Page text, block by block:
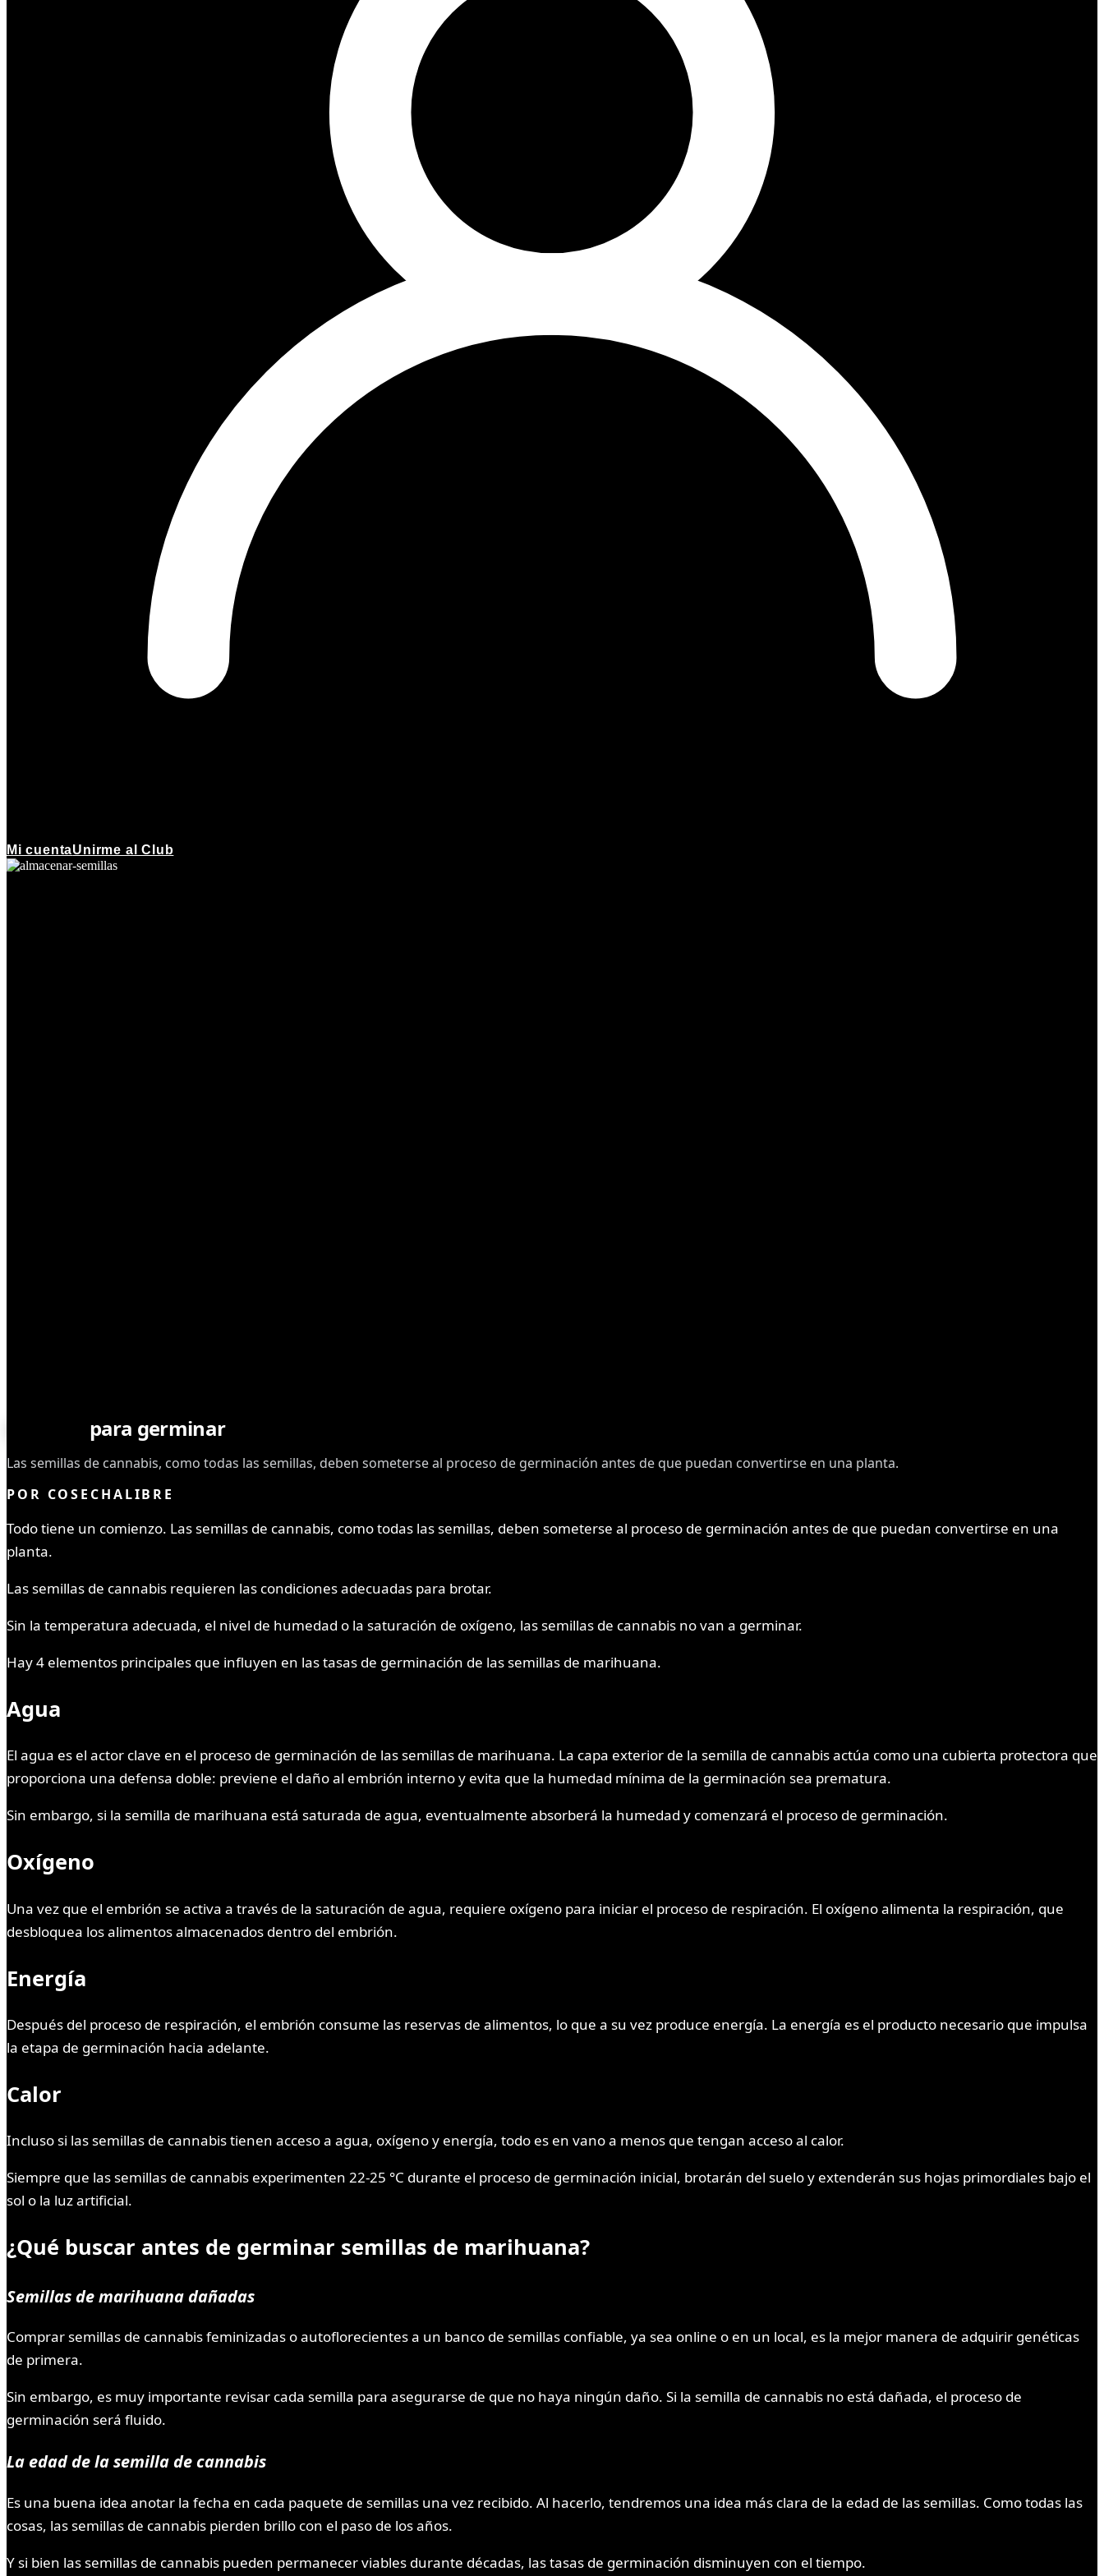
Mi cuentaUnirme al Club
para germinar
Las semillas de cannabis, como todas las semillas, deben someterse al proceso de germinación antes de que puedan convertirse en una planta.
POR COSECHALIBRE
Todo tiene un comienzo. Las semillas de cannabis, como todas las semillas, deben someterse al proceso de germinación antes de que puedan convertirse en una
planta.
Las semillas de cannabis requieren las condiciones adecuadas para brotar.
Sin la temperatura adecuada, el nivel de humedad o la saturación de oxígeno, las semillas de cannabis no van a germinar.
Hay 4 elementos principales que influyen en las tasas de germinación de las semillas de marihuana.
Agua
El agua es el actor clave en el proceso de germinación de las semillas de marihuana. La capa exterior de la semilla de cannabis actúa como una cubierta protectora que
proporciona una defensa doble: previene el daño al embrión interno y evita que la humedad mínima de la germinación sea prematura.
Sin embargo, si la semilla de marihuana está saturada de agua, eventualmente absorberá la humedad y comenzará el proceso de germinación.
Oxígeno
Una vez que el embrión se activa a través de la saturación de agua, requiere oxígeno para iniciar el proceso de respiración. El oxígeno alimenta la respiración, que
desbloquea los alimentos almacenados dentro del embrión.
Energía
Después del proceso de respiración, el embrión consume las reservas de alimentos, lo que a su vez produce energía. La energía es el producto necesario que impulsa
la etapa de germinación hacia adelante.
Calor
Incluso si las semillas de cannabis tienen acceso a agua, oxígeno y energía, todo es en vano a menos que tengan acceso al calor.
Siempre que las semillas de cannabis experimenten 22-25 °C durante el proceso de germinación inicial, brotarán del suelo y extenderán sus hojas primordiales bajo el
sol o la luz artificial.
¿Qué buscar antes de germinar semillas de marihuana?
Semillas de marihuana dañadas
Comprar semillas de cannabis feminizadas o autoflorecientes a un banco de semillas confiable, ya sea online o en un local, es la mejor manera de adquirir genéticas
de primera.
Sin embargo, es muy importante revisar cada semilla para asegurarse de que no haya ningún daño. Si la semilla de cannabis no está dañada, el proceso de
germinación será fluido.
La edad de la semilla de cannabis
Es una buena idea anotar la fecha en cada paquete de semillas una vez recibido. Al hacerlo, tendremos una idea más clara de la edad de las semillas. Como todas las
cosas, las semillas de cannabis pierden brillo con el paso de los años.
Y si bien las semillas de cannabis pueden permanecer viables durante décadas, las tasas de germinación disminuyen con el tiempo.